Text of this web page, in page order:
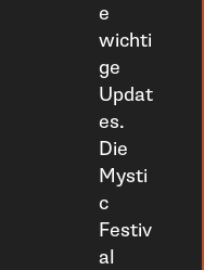
e
wichti
ge
Updat
es.
Die
Mysti
c
Festiv
al